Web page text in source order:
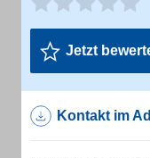
Jetzt
Kontakt im